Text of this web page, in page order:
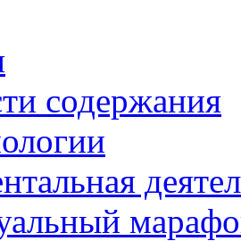
содержания